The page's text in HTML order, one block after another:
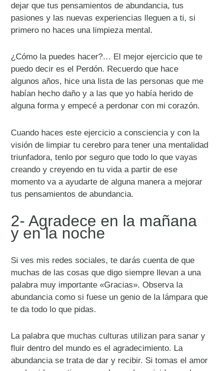
dejar que tus pensamientos de abundancia, tus
pasiones y las nuevas experiencias lleguen a ti, si
primero no haces una limpieza mental.
¿Cómo la puedes hacer?… El mejor ejercicio que te
puedo decir es el Perdón. Recuerdo que hace
algunos años, hice una lista de las personas que me
habían hecho daño y a las que yo había herido de
alguna forma y empecé a perdonar con mi corazón.
Cuando haces este ejercicio a consciencia y con la
visión de limpiar tu cerebro para tener una mentalidad
triunfadora, tenlo por seguro que todo lo que vayas
creando y creyendo en tu vida a partir de ese
momento va a ayudarte de alguna manera a mejorar
tus pensamientos de abundancia.
2- Agradece en la mañana
y en la noche
Si ves mis redes sociales, te darás cuenta de que
muchas de las cosas que digo siempre llevan a una
palabra muy importante «Gracias». Observa la
abundancia como si fuese un genio de la lámpara que
te da todo lo que pidas.
La palabra que muchas culturas utilizan para sanar y
fluir dentro del mundo es el agradecimiento. La
abundancia se trata de dar y recibir. Si tomas el amor